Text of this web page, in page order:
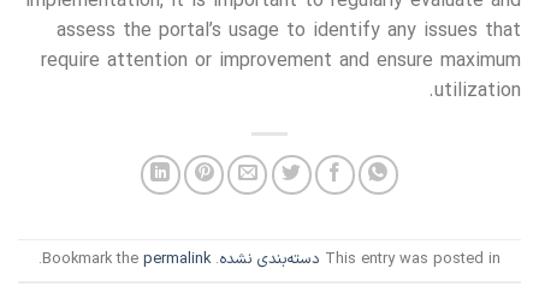
assess the portal’s usage to identify any issues that
require attention or improvement and ensure maximum
utilization.
This entry was posted in دسته‌بندی نشده. Bookmark the
permalink
.